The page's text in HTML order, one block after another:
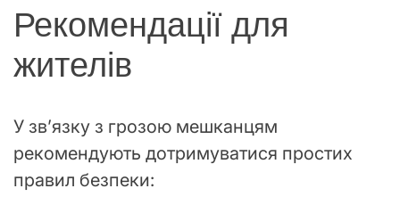
Рекомендації для
жителів
У зв’язку з грозою мешканцям
рекомендують дотримуватися простих
правил безпеки: